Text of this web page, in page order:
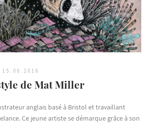
15.06.2016
de Mat Miller
anglais basé à Bristol et travaillant
Ce jeune artiste se démarque grâce à son